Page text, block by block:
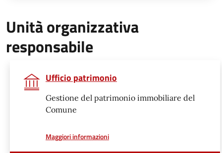
Unità organizzativa
responsabile
Ufficio patrimonio
Gestione del patrimonio immobiliare del
Comune
Maggiori informazionia proposito di